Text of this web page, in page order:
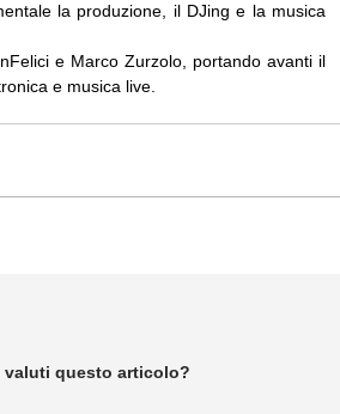
la produzione, il DJing e la musica
e Marco Zurzolo, portando avanti il
e musica live.
valuti questo articolo?